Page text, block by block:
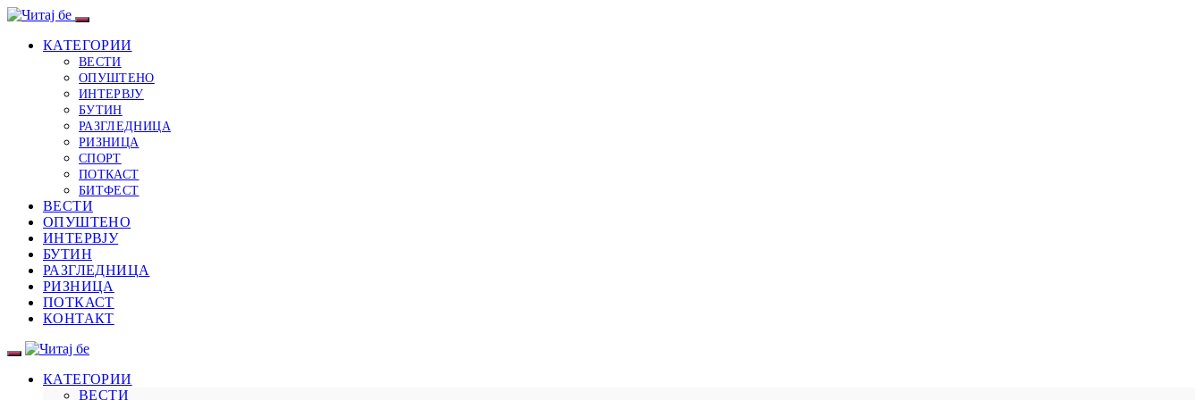
КАТЕГОРИИ
ВЕСТИ
ОПУШТЕНО
ИНТЕРВЈУ
БУТИН
РАЗГЛЕДНИЦА
РИЗНИЦА
СПОРТ
ПОТКАСТ
БИТФЕСТ
ВЕСТИ
ОПУШТЕНО
ИНТЕРВЈУ
БУТИН
РАЗГЛЕДНИЦА
РИЗНИЦА
ПОТКАСТ
КОНТАКТ
КАТЕГОРИИ
ВЕСТИ